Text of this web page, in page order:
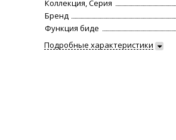
Коллекция, Серия
Бренд
Функция биде
Подробные характеристики